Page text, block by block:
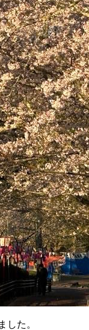
した。